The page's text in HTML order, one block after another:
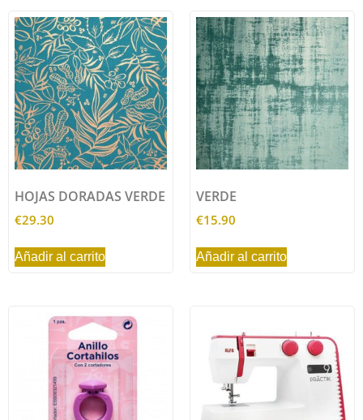
HOJAS DORADAS VERDE
€29.30
Añadir al carrito
VERDE
€15.90
Añadir al carrito